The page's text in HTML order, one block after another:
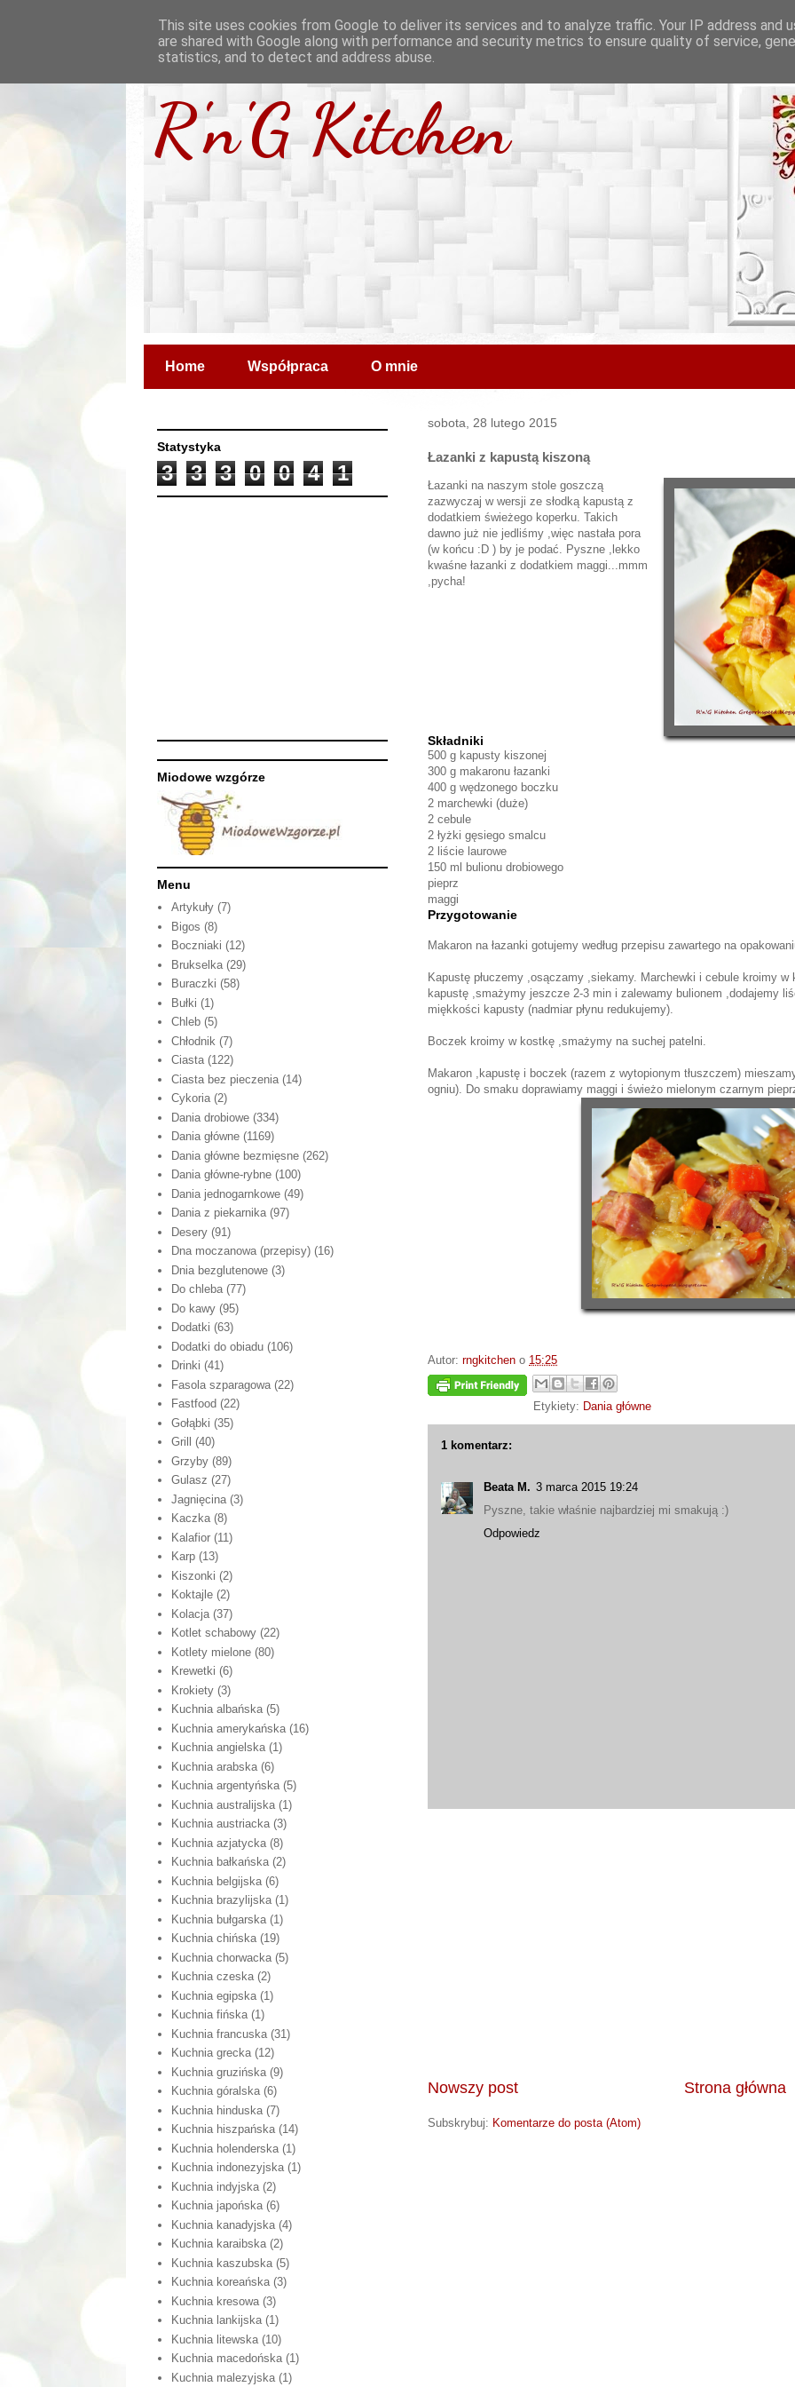
R'n'G Kitchen
Home Współpraca O mnie
sobota, 28 lutego 2015
Łazanki z kapustą kiszoną
Łazanki na naszym stole goszczą
zazwyczaj w wersji ze słodką kapustą z
dodatkiem świeżego koperku. Takich
dawno już nie jedliśmy ,więc nastała pora
(w końcu :D ) by je podać. Pyszne ,lekko
kwaśne łazanki z dodatkiem maggi...mmm
,pycha!
Składniki
500 g kapusty kiszonej
300 g makaronu łazanki
400 g wędzonego boczku
2 marchewki (duże)
2 cebule
2 łyżki gęsiego smalcu
2 liście laurowe
150 ml bulionu drobiowego
pieprz
maggi
Przygotowanie
Makaron na łazanki gotujemy według przepisu zawartego na
Kapustę płuczemy ,osączamy ,siekamy. Marchewki i cebule kroimy
kapustę ,smażymy jeszcze 2-3 min i zalewamy bulionem ,dodajemy
miękkości kapusty (nadmiar płynu redukujemy).
Boczek kroimy w kostkę ,smażymy na suchej patelni.
Makaron ,kapustę i boczek (razem z wytopionym tłuszczem)
ogniu). Do smaku doprawiamy maggi i świeżo mielonym czarnym
Autor: rngkitchen o 15:25
Etykiety: Dania główne
1 komentarz:
Beata M. 3 marca 2015 19:24
Pyszne, takie właśnie najbardziej mi smakują :)
Odpowiedz
Nowszy post Strona główna
Subskrybuj: Komentarze do posta (Atom)
Statystyka
3 3 3 0 0 4 1
Miodowe wzgórze
Menu
Artykuły (7)
Bigos (8)
Boczniaki (12)
Brukselka (29)
Buraczki (58)
Bułki (1)
Chleb (5)
Chłodnik (7)
Ciasta (122)
Ciasta bez pieczenia (14)
Cykoria (2)
Dania drobiowe (334)
Dania główne (1169)
Dania główne bezmięsne (262)
Dania główne-rybne (100)
Dania jednogarnkowe (49)
Dania z piekarnika (97)
Desery (91)
Dna moczanowa (przepisy) (16)
Dnia bezglutenowe (3)
Do chleba (77)
Do kawy (95)
Dodatki (63)
Dodatki do obiadu (106)
Drinki (41)
Fasola szparagowa (22)
Fastfood (22)
Gołąbki (35)
Grill
(40)
Grzyby (89)
Gulasz (27)
Jagnięcina (3)
Kaczka (8)
Kalafior (11)
Karp (13)
Kiszonki (2)
Koktajle (2)
Kolacja (37)
Kotlet schabowy (22)
Kotlety mielone (80)
Krewetki (6)
Krokiety (3)
Kuchnia albańska (5)
Kuchnia amerykańska (16)
Kuchnia angielska (1)
Kuchnia arabska (6)
Kuchnia argentyńska (5)
Kuchnia australijska (1)
Kuchnia austriacka (3)
Kuchnia azjatycka (8)
Kuchnia bałkańska (2)
Kuchnia belgijska (6)
Kuchnia brazylijska (1)
Kuchnia bułgarska (1)
Kuchnia chińska (19)
Kuchnia chorwacka (5)
Kuchnia czeska (2)
Kuchnia egipska (1)
Kuchnia fińska (1)
Kuchnia francuska (31)
Kuchnia grecka (12)
Kuchnia gruzińska (9)
Kuchnia góralska (6)
Kuchnia hinduska (7)
Kuchnia hiszpańska (14)
Kuchnia holenderska (1)
Kuchnia indonezyjska (1)
Kuchnia indyjska (2)
Kuchnia japońska (6)
Kuchnia kanadyjska (4)
Kuchnia karaibska (2)
Kuchnia kaszubska (5)
Kuchnia koreańska (3)
Kuchnia kresowa (3)
Kuchnia lankijska (1)
Kuchnia litewska (10)
Kuchnia macedońska (1)
Kuchnia malezyjska (1)
This site uses cookies from Google to deliver its services and to analyze traffic. Your IP address and
are shared with Google along with performance and security metrics to ensure quality of service,
statistics, and to detect and address abuse.